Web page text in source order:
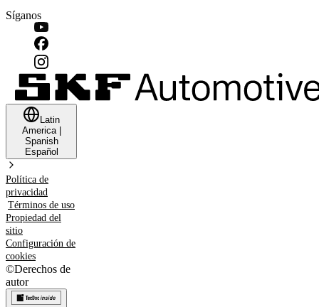
Síganos
Latin
America|
Spanish
Español
Política de
privacidad
Términos de uso
Propiedad del
sitio
Configuración de
cookies
©Derechos de
autor